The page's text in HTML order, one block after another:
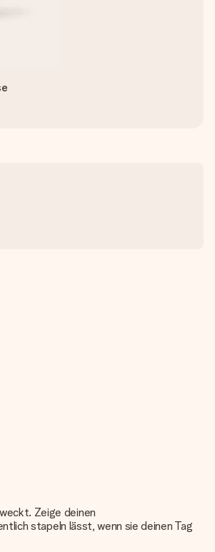
Zeige deinen
stapeln lässt, wenn sie deinen Tag